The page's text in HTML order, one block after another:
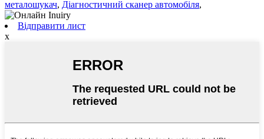
металошукач, Діагностичний сканер автомобіля,
Відправити лист
x